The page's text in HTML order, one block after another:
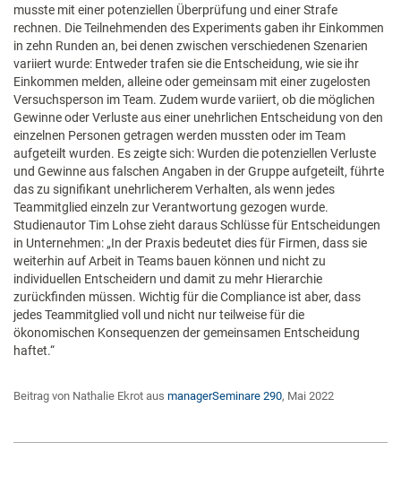
musste mit einer potenziellen Überprüfung und einer Strafe
rechnen. Die Teilnehmenden des Experiments gaben ihr Einkommen
in zehn Runden an, bei denen zwischen verschiedenen Szenarien
variiert wurde: Entweder trafen sie die Entscheidung, wie sie ihr
Einkommen melden, alleine oder gemeinsam mit einer zugelosten
Versuchsperson im Team. Zudem wurde variiert, ob die möglichen
Gewinne oder Verluste aus einer unehrlichen Entscheidung von den
einzelnen Personen getragen werden mussten oder im Team
aufgeteilt wurden. Es zeigte sich: Wurden die potenziellen Verluste
und Gewinne aus falschen Angaben in der Gruppe aufgeteilt, führte
das zu signifikant unehrlicherem Verhalten, als wenn jedes
Teammitglied einzeln zur Verantwortung gezogen wurde.
Studienautor Tim Lohse zieht daraus Schlüsse für Entscheidungen
in Unternehmen: „In der Praxis bedeutet dies für Firmen, dass sie
weiterhin auf Arbeit in Teams bauen können und nicht zu
individuellen Entscheidern und damit zu mehr Hierarchie
zurückfinden müssen. Wichtig für die Compliance ist aber, dass
jedes Teammitglied voll und nicht nur teilweise für die
ökonomischen Konsequenzen der gemeinsamen Entscheidung
haftet.“
Beitrag von Nathalie Ekrot aus managerSeminare 290, Mai 2022